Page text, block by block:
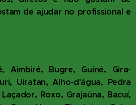
de ajudar no profissional e
Aimbiré, Bugre, Guiné, Gira-
Uiratan, Alho-d'água, Pedra
Roxo, Grajaúna, Bacuí,